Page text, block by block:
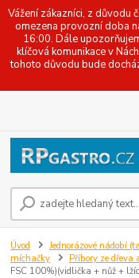
Vážení zákazníci, z
omezena provozní doba
16:00. Dále
klíčová komunikace v
tohoto důvodu bude
Úvod Jednorázové nádobí
míchačky
Příbory ze
FSC 100%)(vidlička + nůž +